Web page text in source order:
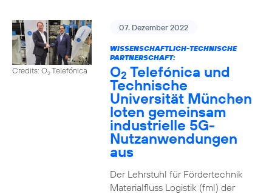
Credits: O2Telefónica
07. Dezember 2022
WISSENSCHAFTLICH-TECHNISCHE
PARTNERSCHAFT:
O2 Telefónica und
Technische
Universität München
loten gemeinsam
industrielle 5G-
Nutzanwendungen
aus
Der Lehrstuhl für Fördertechnik
Materialfluss Logistik (fml) der